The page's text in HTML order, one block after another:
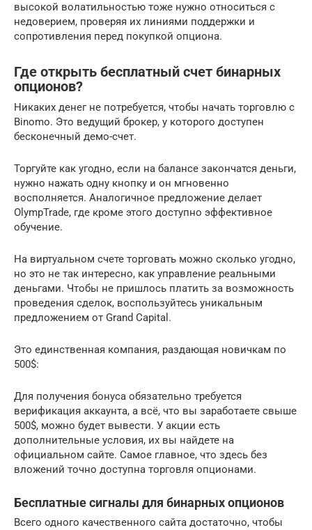
высокой волатильностью тоже нужно относиться с
недоверием, проверяя их линиями поддержки и
сопротивления перед покупкой опциона.
Где открыть бесплатный счет бинарных
опционов?
Никаких денег не потребуется, чтобы начать торговлю с
Binomo. Это ведущий брокер, у которого доступен
бесконечный демо-счет.
Торгуйте как угодно, если на балансе закончатся деньги,
нужно нажать одну кнопку и он мгновенно
восполняется. Аналогичное предложение делает
OlympTrade, где кроме этого доступно эффективное
обучение.
На виртуальном счете торговать можно сколько угодно,
но это не так интересно, как управление реальными
деньгами. Чтобы не пришлось платить за возможность
проведения сделок, воспользуйтесь уникальным
предложением от Grand Capital.
Это единственная компания, раздающая новичкам по
500$:
Для получения бонуса обязательно требуется
верификация аккаунта, а всё, что вы заработаете свыше
500$, можно будет вывести. У акции есть
дополнительные условия, их вы найдете на
официальном сайте. Самое главное, что здесь без
вложений точно доступна торговля опционами.
Бесплатные сигналы для бинарных опционов
Всего одного качественного сайта достаточно, чтобы